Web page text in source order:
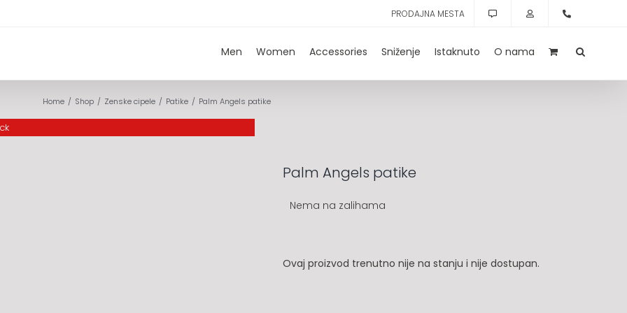
PRODAJNA MESTA
Men Women Accessories Sniženje Istaknuto O nama
Home Shop Zenske cipele Patike Palm Angels patike
Palm Angels patike
Nema na zalihama
Ovaj proizvod trenutno nije na stanju i nije dostupan.